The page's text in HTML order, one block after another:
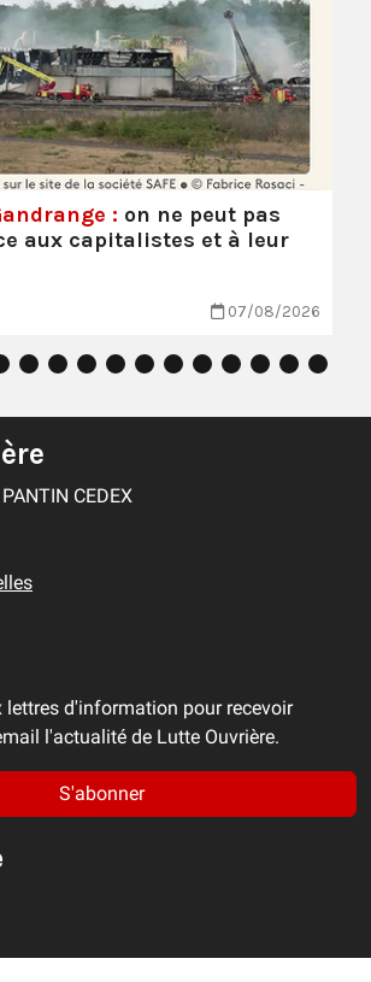
: on ne peut pas
aux capitalistes et à leur
07/08/2026
CEDEX
lettres d'information pour recevoir
l'actualité de Lutte Ouvrière.
S'abonner